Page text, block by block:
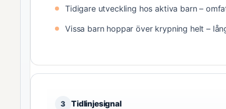
Tidigare utveckling hos aktiva barn –
Vissa barn hoppar över krypning helt –
3 Tidlinjesignal